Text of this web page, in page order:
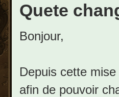
Quete
Bonjour,
Depuis cette
afin de pouvoir